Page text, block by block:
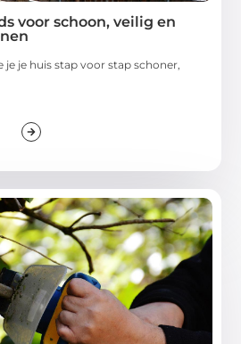
voor schoon, veilig en
je je huis stap voor stap schoner,